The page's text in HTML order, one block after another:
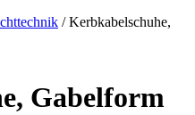
/ Kerbkabelschuhe,
Gabelform